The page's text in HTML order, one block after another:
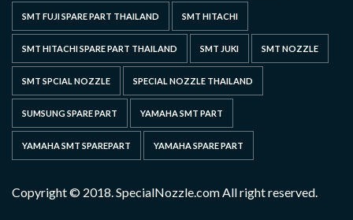
SMT FUJI SPARE PART THAILAND SMT HITACHI
SMT HITACHI SPARE PART THAILAND SMT JUKI SMT NOZZLE
SMT SPCIAL NOZZLE SPECIAL NOZZLE THAILAND
SUMSUNG SPARE PART YAMAHA SMT PART
YAMAHA SMT SPAREPART YAMAHA SPARE PART
Copyright © 2018. SpecialNozzle.com All right reserved.